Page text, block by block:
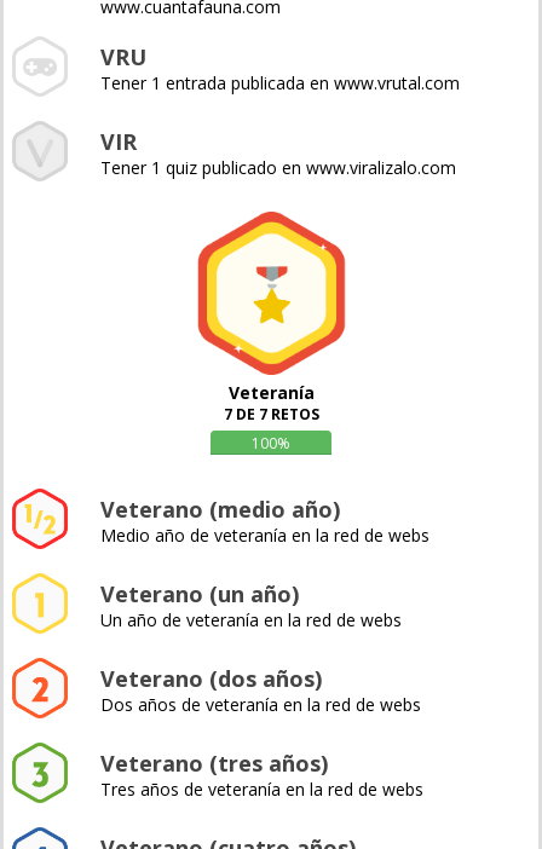
www.cuantafauna.com
VRU
Tener 1 entrada publicada en www.vrutal.com
VIR
Tener 1 quiz publicado en www.viralizalo.com
Veteranía
7 DE 7 RETOS
100%
Veterano (medio año)
Medio año de veteranía en la red de webs
Veterano (un año)
Un año de veteranía en la red de webs
Veterano (dos años)
Dos años de veteranía en la red de webs
Veterano (tres años)
Tres años de veteranía en la red de webs